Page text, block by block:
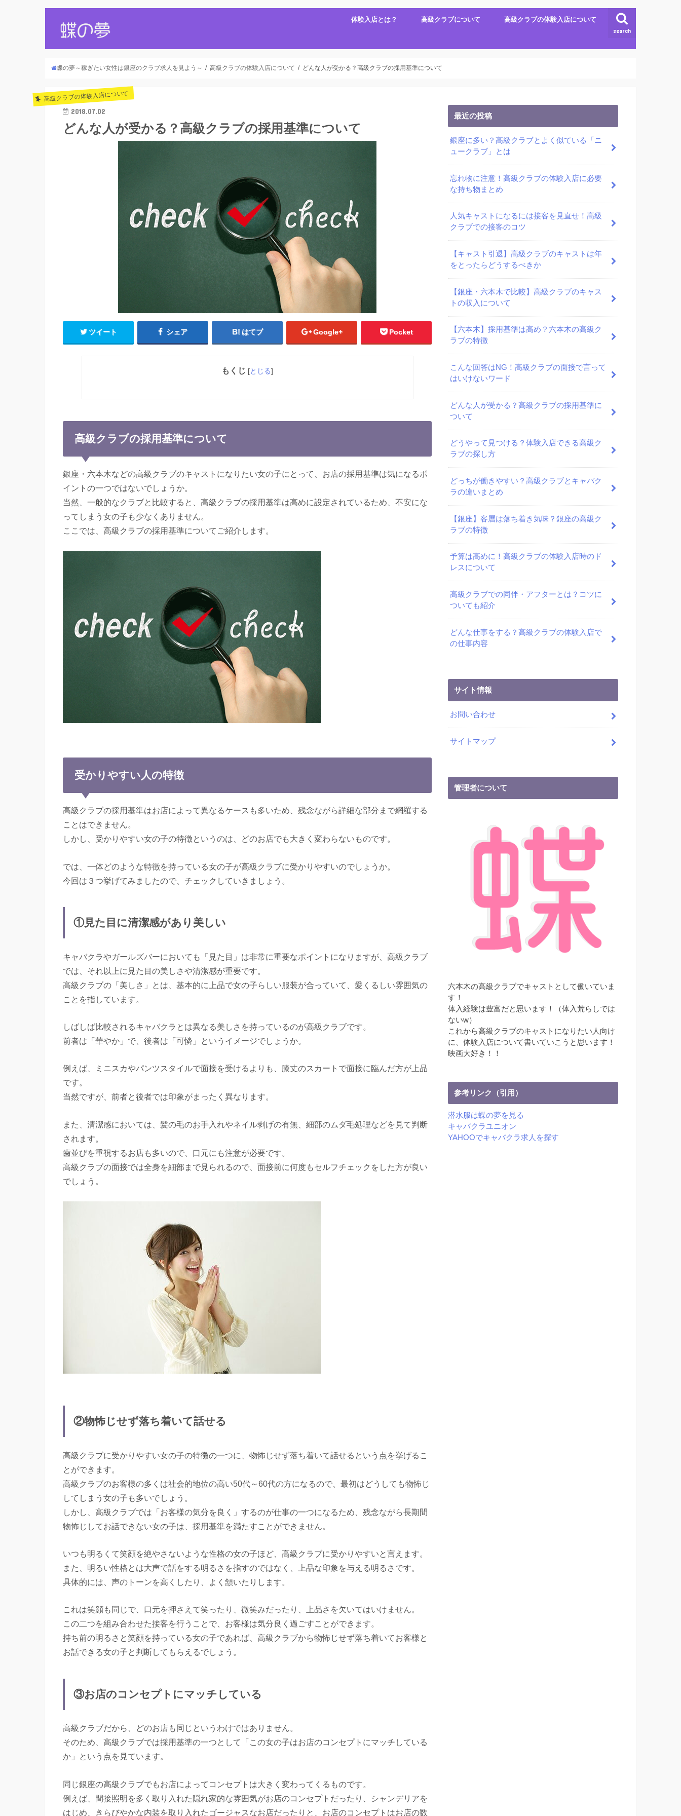
search
体験入店とは？ 高級クラブについて 高級クラブの体験入店について
蝶の夢～稼ぎたい女性は銀座のクラブ求人を見よう～ 高級クラブの体験入店について どんな人が受かる？高級クラブの採用基準について
高級クラブの体験入店について
2018.07.02
どんな人が受かる？高級クラブの採用基準について
ツイート シェア はてブ Google+ Pocket
もくじ [とじる]
高級クラブの採用基準について
銀座・六本木などの高級クラブのキャストになりたい女の子にとって、お店の採用基準は気になるポ
イントの一つではないでしょうか。
当然、一般的なクラブと比較すると、高級クラブの採用基準は高めに設定されているため、不安にな
ってしまう女の子も少なくありません。
ここでは、高級クラブの採用基準についてご紹介します。
受かりやすい人の特徴
高級クラブの採用基準はお店によって異なるケースも多いため、残念ながら詳細な部分まで網羅する
ことはできません。
しかし、受かりやすい女の子の特徴というのは、どのお店でも大きく変わらないものです。
では、一体どのような特徴を持っている女の子が高級クラブに受かりやすいのでしょうか。
今回は３つ挙げてみましたので、チェックしていきましょう。
①見た目に清潔感があり美しい
キャバクラやガールズバーにおいても「見た目」は非常に重要なポイントになりますが、高級クラブ
では、それ以上に見た目の美しさや清潔感が重要です。
高級クラブの「美しさ」とは、基本的に上品で女の子らしい服装が合っていて、愛くるしい雰囲気の
ことを指しています。
しばしば比較されるキャバクラとは異なる美しさを持っているのが高級クラブです。
前者は「華やか」で、後者は「可憐」というイメージでしょうか。
例えば、ミニスカやパンツスタイルで面接を受けるよりも、膝丈のスカートで面接に臨んだ方が上品
です。
当然ですが、前者と後者では印象がまったく異なります。
また、清潔感においては、髪の毛のお手入れやネイル剥げの有無、細部のムダ毛処理などを見て判断
されます。
歯並びを重視するお店も多いので、口元にも注意が必要です。
高級クラブの面接では全身を細部まで見られるので、面接前に何度もセルフチェックをした方が良い
でしょう。
②物怖じせず落ち着いて話せる
高級クラブに受かりやすい女の子の特徴の一つに、物怖じせず落ち着いて話せるという点を挙げるこ
とができます。
高級クラブのお客様の多くは社会的地位の高い50代～60代の方になるので、最初はどうしても物怖じ
してしまう女の子も多いでしょう。
しかし、高級クラブでは「お客様の気分を良く」するのが仕事の一つになるため、残念ながら長期間
物怖じしてお話できない女の子は、採用基準を満たすことができません。
いつも明るくて笑顔を絶やさないような性格の女の子ほど、高級クラブに受かりやすいと言えます。
また、明るい性格とは大声で話をする明るさを指すのではなく、上品な印象を与える明るさです。
具体的には、声のトーンを高くしたり、よく頷いたりします。
これは笑顔も同じで、口元を押さえて笑ったり、微笑みだったり、上品さを欠いてはいけません。
この二つを組み合わせた接客を行うことで、お客様は気分良く過ごすことができます。
持ち前の明るさと笑顔を持っている女の子であれば、高級クラブから物怖じせず落ち着いてお客様と
お話できる女の子と判断してもらえるでしょう。
③お店のコンセプトにマッチしている
高級クラブだから、どのお店も同じというわけではありません。
そのため、高級クラブでは採用基準の一つとして「この女の子はお店のコンセプトにマッチしている
か」という点を見ています。
同じ銀座の高級クラブでもお店によってコンセプトは大きく変わってくるものです。
例えば、間接照明を多く取り入れた隠れ家的な雰囲気がお店のコンセプトだったり、シャンデリアを
はじめ、きらびやかな内装を取り入れたゴージャスなお店だったりと、お店のコンセプトはお店の数
最近の投稿
銀座に多い？高級クラブとよく似ている「ニ
ュークラブ」とは
忘れ物に注意！高級クラブの体験入店に必要
な持ち物まとめ
人気キャストになるには接客を見直せ！高級
クラブでの接客のコツ
【キャスト引退】高級クラブのキャストは年
をとったらどうするべきか
【銀座・六本木で比較】高級クラブのキャス
トの収入について
【六本木】採用基準は高め？六本木の高級ク
ラブの特徴
こんな回答はNG！高級クラブの面接で言って
はいけないワード
どんな人が受かる？高級クラブの採用基準に
ついて
どうやって見つける？体験入店できる高級ク
ラブの探し方
どっちが働きやすい？高級クラブとキャバク
ラの違いまとめ
【銀座】客層は落ち着き気味？銀座の高級ク
ラブの特徴
予算は高めに！高級クラブの体験入店時のド
レスについて
高級クラブでの同伴・アフターとは？コツに
ついても紹介
どんな仕事をする？高級クラブの体験入店で
の仕事内容
サイト情報
お問い合わせ
サイトマップ
管理者について
六本木の高級クラブでキャストとして働いていま
す！
体入経験は豊富だと思います！（体入荒らしでは
ないw）
これから高級クラブのキャストになりたい人向け
に、体験入店について書いていこうと思います！
映画大好き！！
参考リンク（引用）
潜水服は蝶の夢を見る
キャバクラユニオン
YAHOOでキャバクラ求人を探す